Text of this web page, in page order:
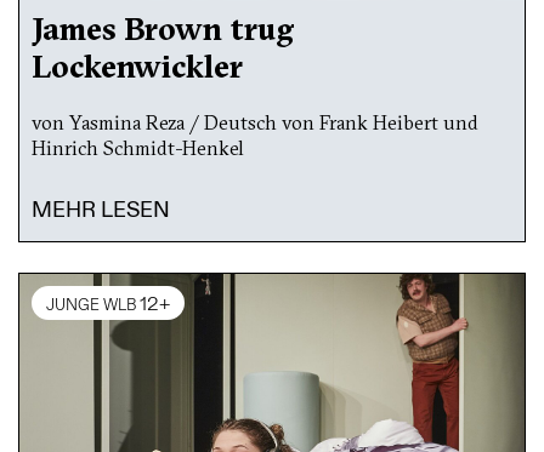
James Brown trug
Lockenwickler
von Yasmina Reza / Deutsch von Frank Heibert und
Hinrich Schmidt-Henkel
MEHR LESEN
JUNGE WLB12+